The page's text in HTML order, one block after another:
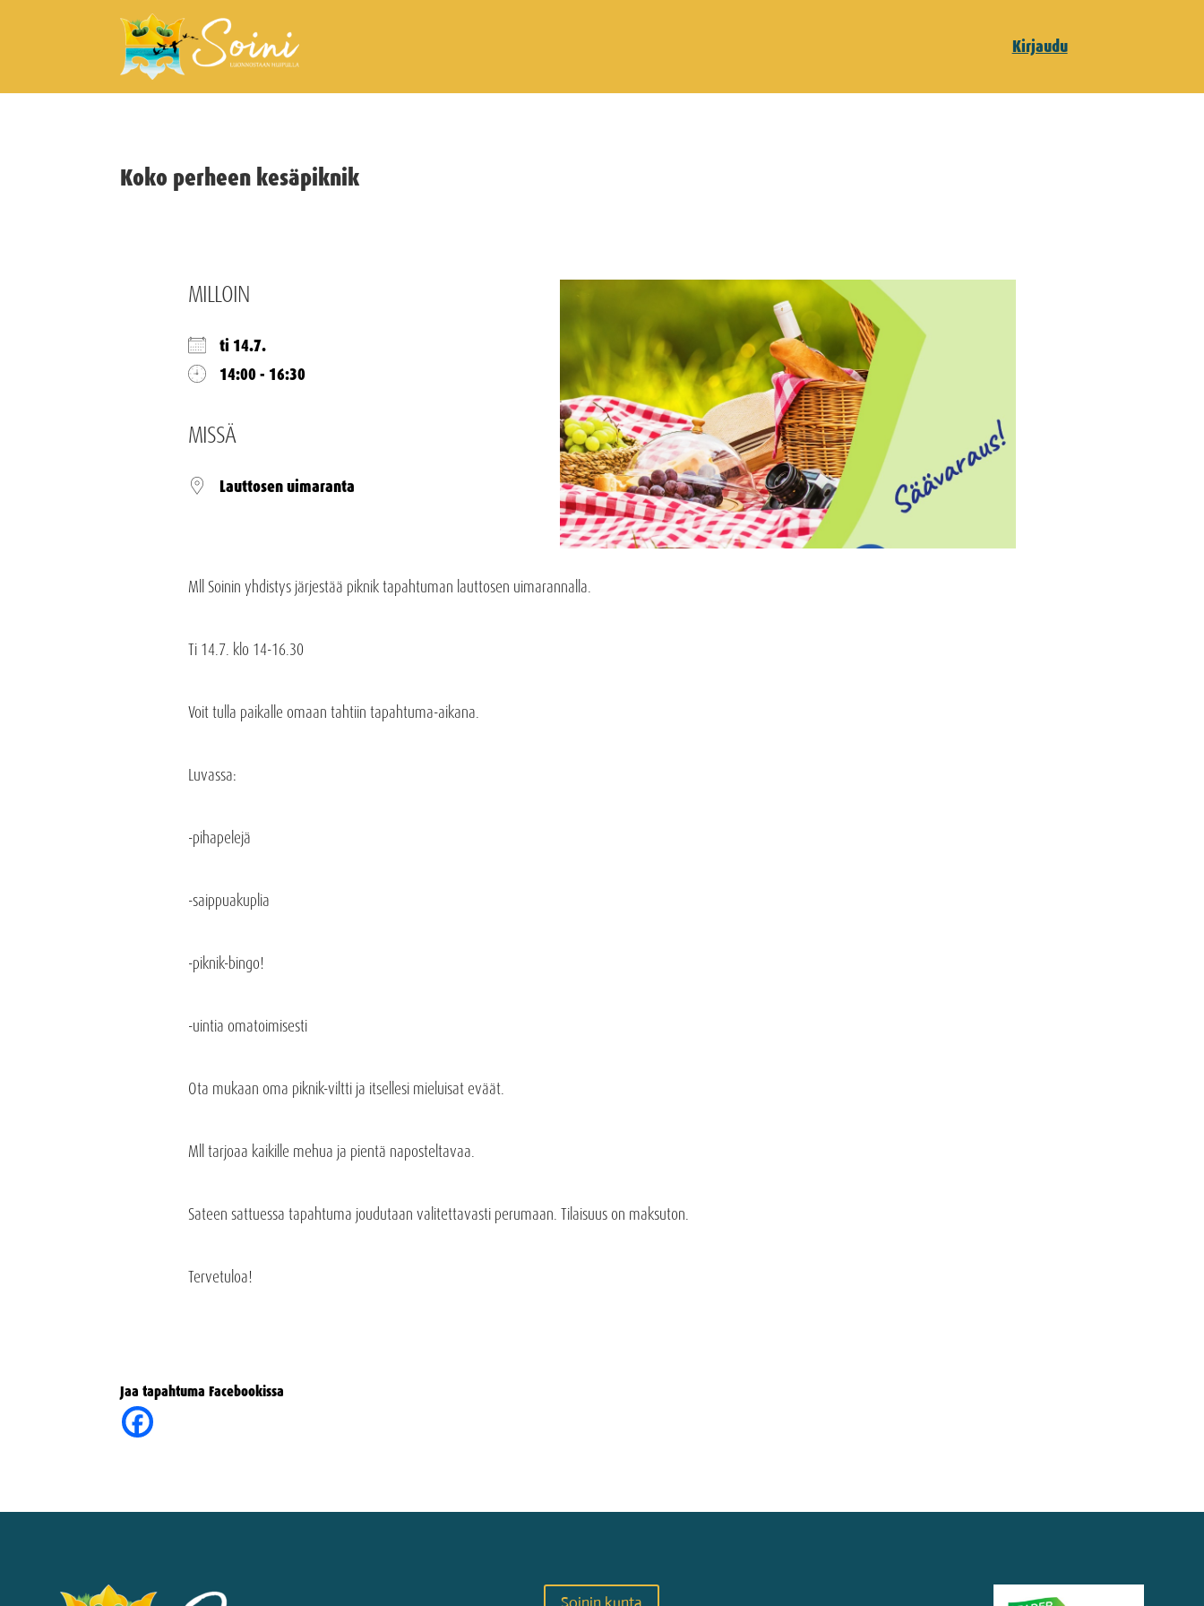
Kirjaudu
Koko perheen kesäpiknik
MILLOIN
ti 14.7.
14:00 - 16:30
MISSÄ
Lauttosen uimaranta
Mll Soinin yhdistys järjestää piknik tapahtuman lauttosen uimarannalla.
Ti 14.7. klo 14-16.30
Voit tulla paikalle omaan tahtiin tapahtuma-aikana.
Luvassa:
-pihapelejä
-saippuakuplia
-piknik-bingo!
-uintia omatoimisesti
Ota mukaan oma piknik-viltti ja itsellesi mieluisat eväät.
Mll tarjoaa kaikille mehua ja pientä naposteltavaa.
Sateen sattuessa tapahtuma joudutaan valitettavasti perumaan. Tilaisuus on maksuton.
Tervetuloa!
Jaa tapahtuma Facebookissa